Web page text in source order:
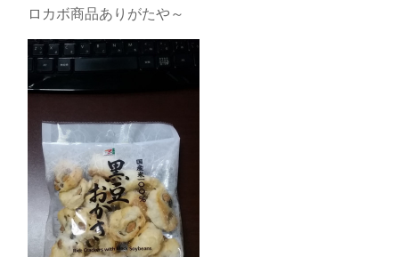
ロカボ商品ありがたや～